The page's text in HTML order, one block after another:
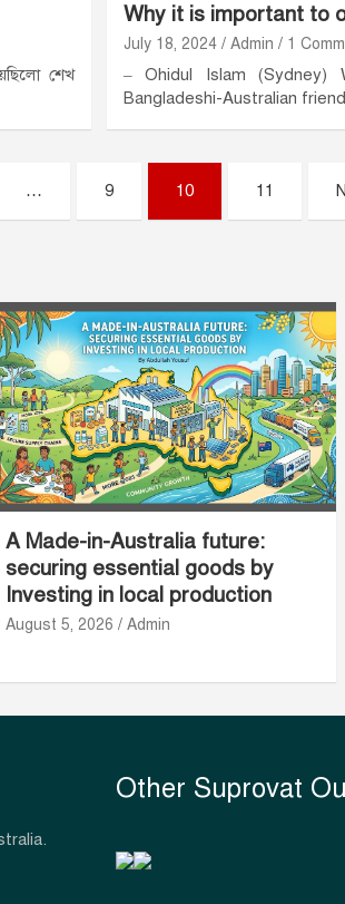
শেখ
Why it is important to
July 18, 2024 Admin 1
– Ohidul Islam
Bangladeshi-Australian
… 9 10 11
A Made-in-Australia future:
securing essential goods by
Investing in local production
August 5, 2026 Admin
Other Suprovat